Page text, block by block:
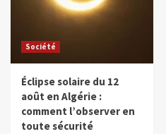
Société
Éclipse solaire du 12
août en Algérie :
comment l’observer en
toute sécurité